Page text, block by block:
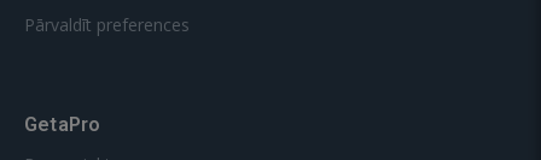
Pārvaldīt preferences
GetaPro